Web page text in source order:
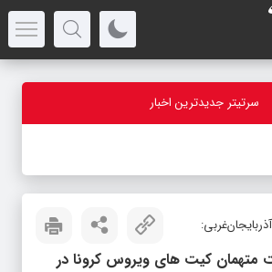
سرتیتر جدیدترین اخبار
متهمان کیت های ویروس کرونا در